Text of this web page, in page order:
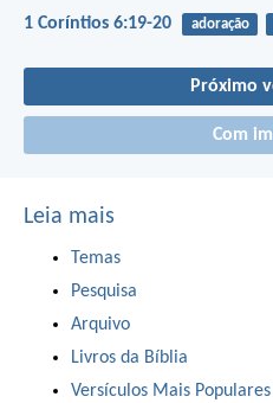
1 Coríntios 6:19-20 adoração
Próximo
Com
Leia mais
Temas
Pesquisa
Arquivo
Livros da Bíblia
Versículos Mais Populares